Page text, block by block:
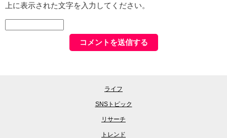
上に表示された文字を入力してください。
ライフ
SNSトピック
リサーチ
トレンド